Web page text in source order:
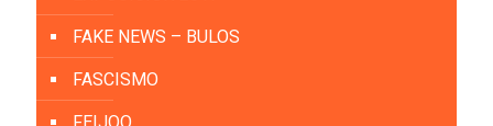
FAKE NEWS – BULOS
FASCISMO